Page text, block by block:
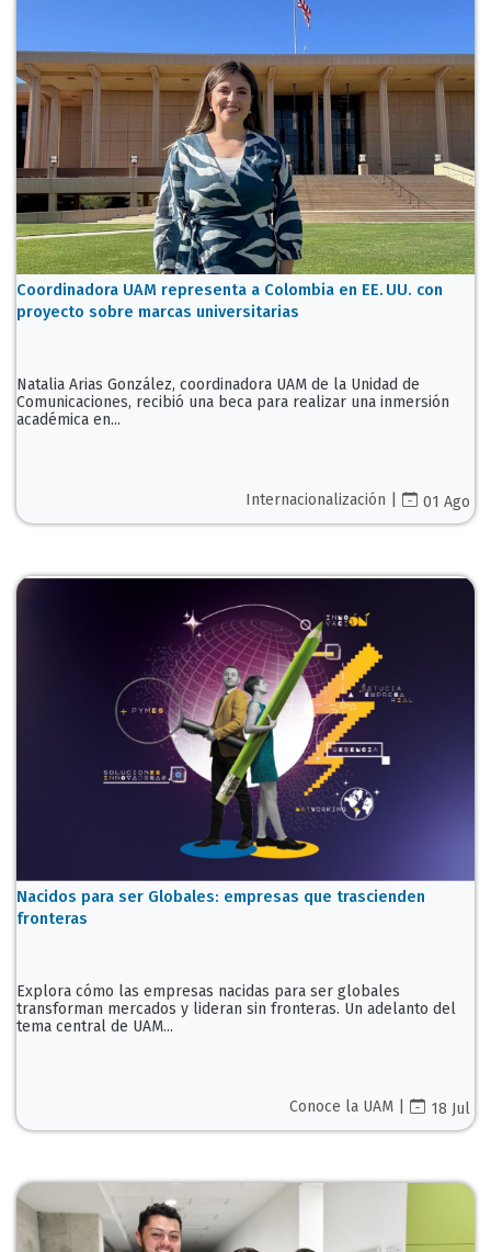
Coordinadora UAM representa a Colombia en EE. UU. con
proyecto sobre marcas universitarias
Natalia Arias González, coordinadora UAM de la Unidad de
Comunicaciones, recibió una beca para realizar una inmersión
académica en...
Internacionalización | 01 Ago
Nacidos para ser Globales: empresas que trascienden
fronteras
Explora cómo las empresas nacidas para ser globales
transforman mercados y lideran sin fronteras. Un adelanto del
tema central de UAM...
Conoce la UAM | 18 Jul